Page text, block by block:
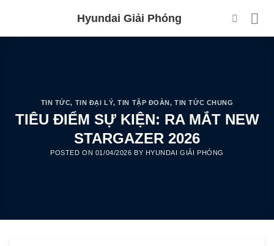
content
Hyundai Giải Phóng
TIN TỨC, TIN ĐẠI LÝ,TIN TẬP ĐOÀN,TIN TỨC CHUNG
TIÊU ĐIỂM SỰ KIỆN: RA MẮT NEW
STARGAZER 2026
POSTED ON 01/04/2026 BY HYUNDAI GIẢI PHÓNG